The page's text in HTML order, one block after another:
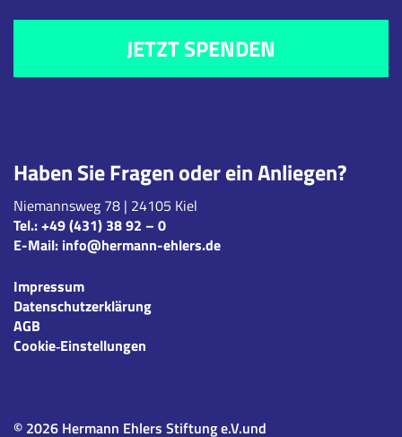
Haben Sie Fragen oder ein Anliegen?
Niemannsweg 78 | 24105 Kiel
Tel.:+49 (431) 38 92 – 0
E-Mail: info@hermann-ehlers.de
Impressum
Datenschutzerklärung
AGB
Cookie‑Einstellungen
JETZT SPENDEN
© 2026 Hermann Ehlers Stiftung e.V.und